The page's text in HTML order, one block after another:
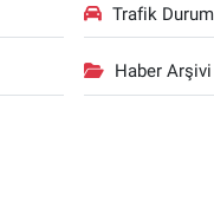
Trafik
Haber Arşivi